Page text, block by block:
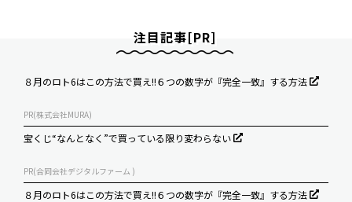
注目記事[PR]
８月のロト6はこの方法で買え!!６つの数字が『完全一致』する方法
PR(株式会社MURA)
宝くじ“なんとなく”で買っている限り変わらない
PR(合同会社デジタルファーム )
８月のロト6はこの方法で買え!!６つの数字が『完全一致』する方法